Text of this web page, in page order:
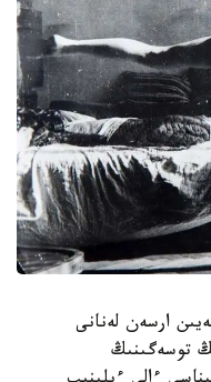
ارسەن لەنانى
توسەگىنىڭ